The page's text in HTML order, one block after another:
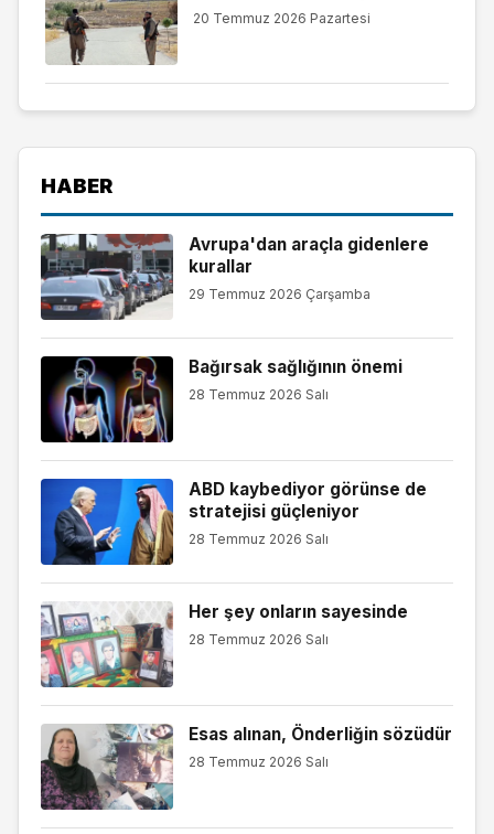
20 Temmuz 2026 Pazartesi
HABER
Avrupa'dan araçla gidenlere
kurallar
29 Temmuz 2026 Çarşamba
Bağırsak sağlığının önemi
28 Temmuz 2026 Salı
ABD kaybediyor görünse de
stratejisi güçleniyor
28 Temmuz 2026 Salı
Her şey onların sayesinde
28 Temmuz 2026 Salı
Esas alınan, Önderliğin sözüdür
28 Temmuz 2026 Salı